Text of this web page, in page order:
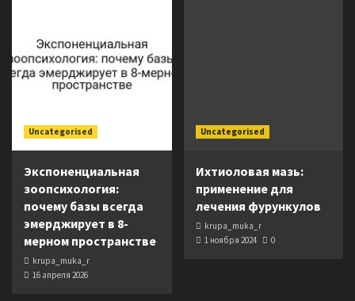
Uncategorised
Экспоненциальная
зоопсихология:
почему базы всегда
эмерджирует в 8-
мерном пространстве
krupa_muka_r
16 апреля 2026
Uncategorised
Ихтиоловая мазь:
применение для
лечения фурункулов
krupa_muka_r
1 ноября 2024
0